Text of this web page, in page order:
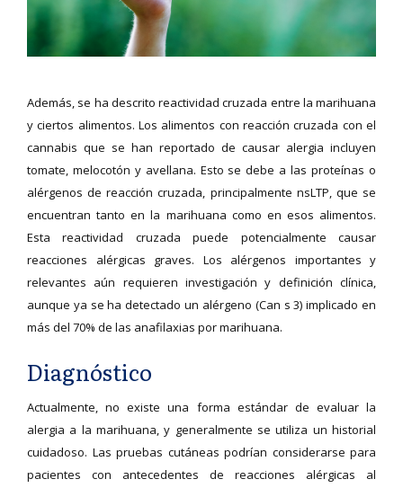
Además, se ha descrito reactividad cruzada entre la marihuana
y ciertos alimentos. Los alimentos con reacción cruzada con el
cannabis que se han reportado de causar alergia incluyen
tomate, melocotón y avellana. Esto se debe a las proteínas o
alérgenos de reacción cruzada, principalmente nsLTP, que se
encuentran tanto en la marihuana como en esos alimentos.
Esta reactividad cruzada puede potencialmente causar
reacciones alérgicas graves. Los alérgenos importantes y
relevantes aún requieren investigación y definición clínica,
aunque ya se ha detectado un alérgeno (Can s 3) implicado en
más del 70% de las anafilaxias por marihuana.
Diagnóstico
Actualmente, no existe una forma estándar de evaluar la
alergia a la marihuana, y generalmente se utiliza un historial
cuidadoso. Las pruebas cutáneas podrían considerarse para
pacientes con antecedentes de reacciones alérgicas al